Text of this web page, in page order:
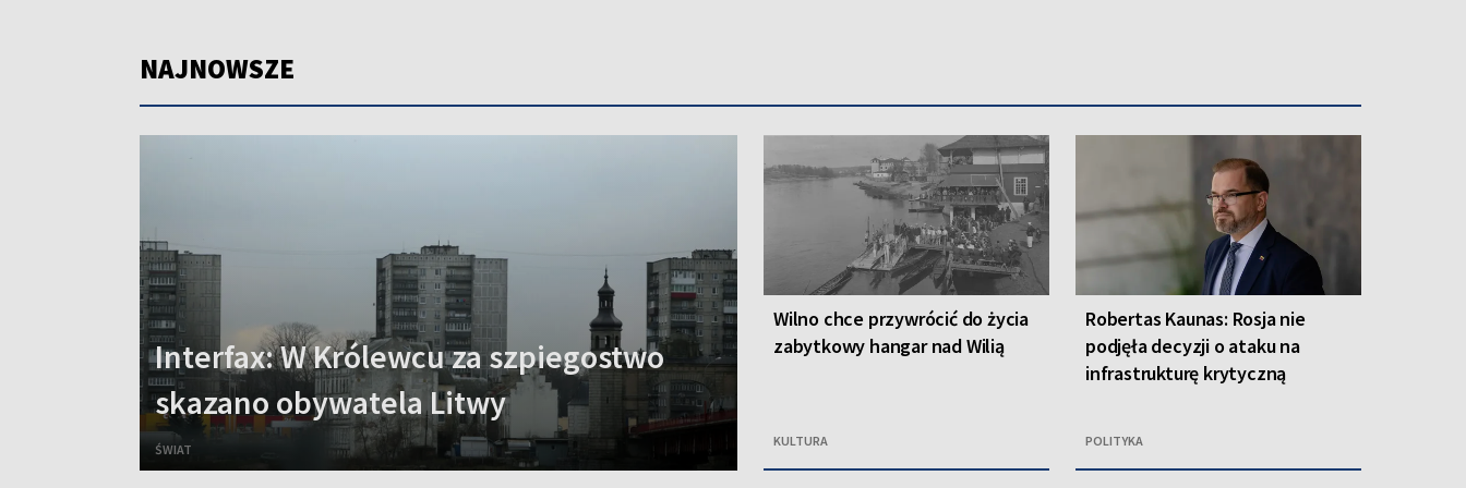
NAJNOWSZE
Interfax: W Królewcu za szpiegostwo
skazano obywatela Litwy
ŚWIAT
Wilno chce przywrócić do życia
zabytkowy hangar nad Wilią
KULTURA
Robertas Kaunas: Rosja nie
podjęła decyzji o ataku na
infrastrukturę krytyczną
POLITYKA